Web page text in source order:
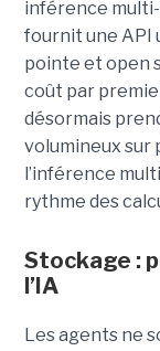
inférence
fournit une API
pointe et open
coût par
désormais
volumineux sur
l’inférence
rythme des
Stockage :
l’IA
Les agents ne